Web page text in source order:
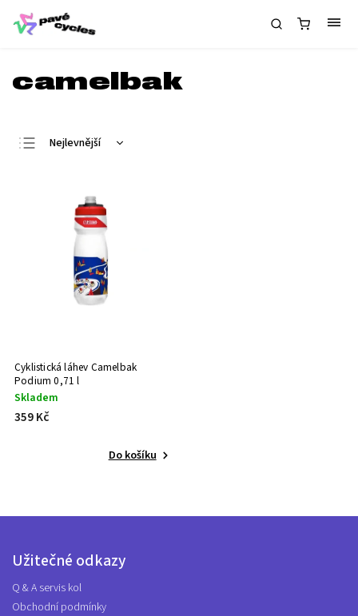
camelbak
Nejlevnější
Nejprodávanější
Abecedně
Cyklistická láhev Camelbak
Podium 0,71 l
Skladem
359 Kč
Do košíku
Užitečné odkazy
Q & A servis kol
Obchodní podmínky